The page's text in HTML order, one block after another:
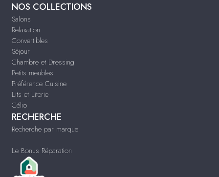
NOS COLLECTIONS
Salons
Relaxation
Convertibles
Séjour
Chambre et Dressing
Petits meubles
Préférence Cuisine
Lits et Literie
Célio
RECHERCHE
Recherche par marque
Le Bonus Réparation